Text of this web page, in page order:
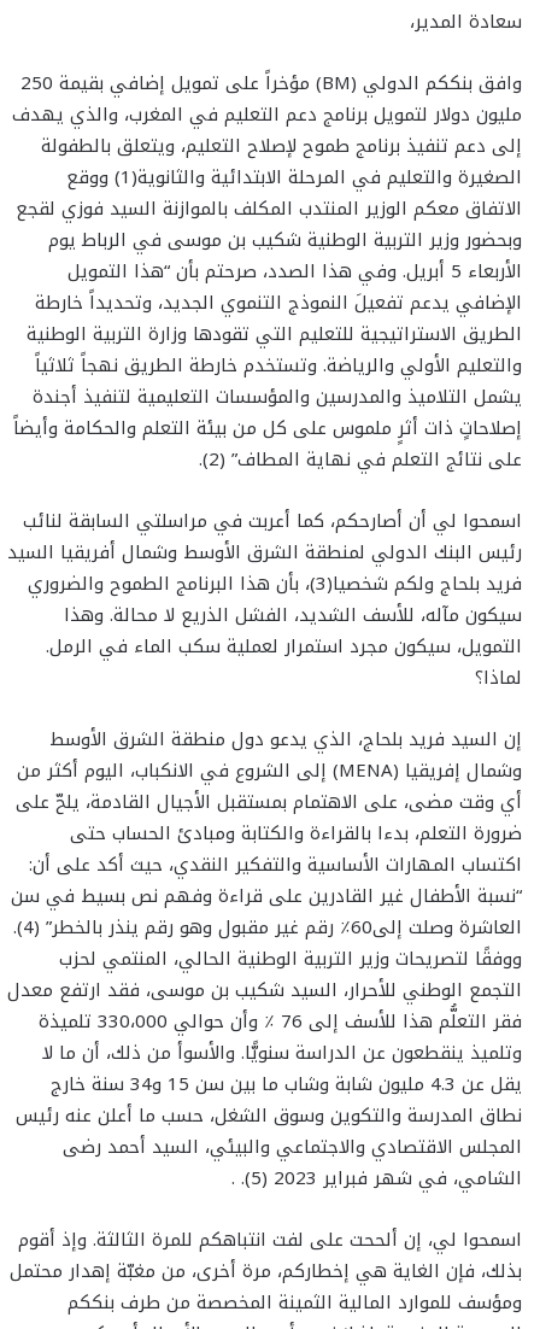
سعادة المدير،
وافق بنككم الدولي (BM) مؤخراً على تمويل إضافي بقيمة 250
مليون دولار لتمويل برنامج دعم التعليم في المغرب، والذي يهدف
إلى دعم تنفيذ برنامج طموح لإصلاح التعليم، ويتعلق بالطفولة
الصغيرة والتعليم في المرحلة الابتدائية والثانوية(1) ووقع
الاتفاق معكم الوزير المنتدب المكلف بالموازنة السيد فوزي لقجع
وبحضور وزير التربية الوطنية شكيب بن موسى في الرباط يوم
الأربعاء 5 أبريل. وفي هذا الصدد، صرحتم بأن “هذا التمويل
الإضافي يدعم تفعيلَ النموذج التنموي الجديد، وتحديداً خارطة
الطريق الاستراتيجية للتعليم التي تقودها وزارة التربية الوطنية
والتعليم الأولي والرياضة. وتستخدم خارطة الطريق نهجاً ثلاثياً
يشمل التلاميذ والمدرسين والمؤسسات التعليمية لتنفيذ أجندة
إصلاحاتٍ ذات أثرٍ ملموس على كل من بيئة التعلم والحكامة وأيضاً
على نتائج التعلم في نهاية المطاف” (2).
اسمحوا لي أن أصارحكم، كما أعربت في مراسلتي السابقة لنائب
رئيس البنك الدولي لمنطقة الشرق الأوسط وشمال أفريقيا السيد
فريد بلحاج ولكم شخصيا(3)، بأن هذا البرنامج الطموح والضروري
سيكون مآله، للأسف الشديد، الفشل الذريع لا محالة. وهذا
التمويل، سيكون مجرد استمرار لعملية سكب الماء في الرمل.
لماذا؟
إن السيد فريد بلحاج، الذي يدعو دول منطقة الشرق الأوسط
وشمال إفريقيا (MENA) إلى الشروع في الانكباب، اليوم أكثر من
أي وقت مضى، على الاهتمام بمستقبل الأجيال القادمة، يلحّ على
ضرورة التعلم، بدءا بالقراءة والكتابة ومبادئ الحساب حتى
اكتساب المهارات الأساسية والتفكير النقدي، حيث أكد على أن:
“نسبة الأطفال غير القادرين على قراءة وفهم نص بسيط في سن
العاشرة وصلت إلى60٪ رقم غير مقبول وهو رقم ينذر بالخطر” (4).
ووفقًا لتصريحات وزير التربية الوطنية الحالي، المنتمي لحزب
التجمع الوطني للأحرار، السيد شكيب بن موسى، فقد ارتفع معدل
فقر التعلُّم هذا للأسف إلى 76 ٪ وأن حوالي 330،000 تلميذة
وتلميذ ينقطعون عن الدراسة سنويًّا. والأسوأ من ذلك، أن ما لا
يقل عن 4.3 مليون شابة وشاب ما بين سن 15 و34 سنة خارج
نطاق المدرسة والتكوين وسوق الشغل، حسب ما أعلن عنه رئيس
المجلس الاقتصادي والاجتماعي والبيئي، السيد أحمد رضى
الشامي، في شهر فبراير 2023 (5). .
اسمحوا لي، إن ألححت على لفت انتباهكم للمرة الثالثة. وإذ أقوم
بذلك، فإن الغاية هي إخطاركم، مرة أخرى، من مغبّة إهدار محتمل
ومؤسف للموارد المالية الثمينة المخصصة من طرف بنككم